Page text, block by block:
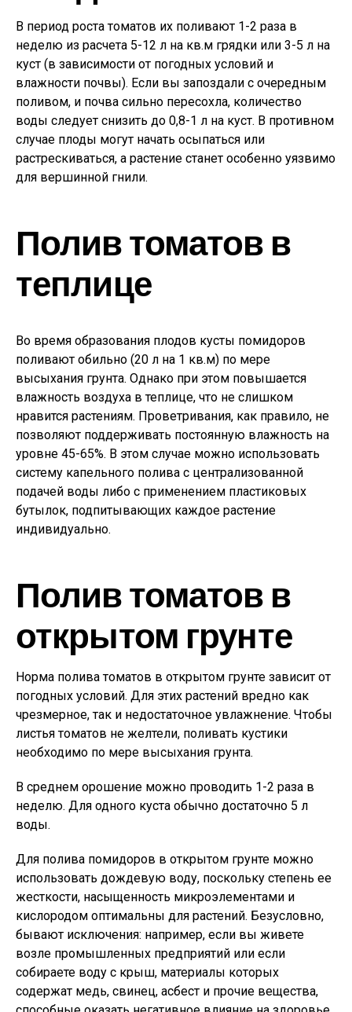
В период роста томатов их поливают 1-2 раза в
неделю из расчета 5-12 л на кв.м грядки или 3-5 л на
куст (в зависимости от погодных условий и
влажности почвы). Если вы запоздали с очередным
поливом, и почва сильно пересохла, количество
воды следует снизить до 0,8-1 л на куст. В противном
случае плоды могут начать осыпаться или
растрескиваться, а растение станет особенно уязвимо
для вершинной гнили.
Полив томатов в
теплице
Во время образования плодов кусты помидоров
поливают обильно (20 л на 1 кв.м) по мере
высыхания грунта. Однако при этом повышается
влажность воздуха в теплице, что не слишком
нравится растениям. Проветривания, как правило, не
позволяют поддерживать постоянную влажность на
уровне 45-65%. В этом случае можно использовать
систему капельного полива с централизованной
подачей воды либо с применением пластиковых
бутылок, подпитывающих каждое растение
индивидуально.
Полив томатов в
открытом грунте
Норма полива томатов в открытом грунте зависит от
погодных условий. Для этих растений вредно как
чрезмерное, так и недостаточное увлажнение. Чтобы
листья томатов не желтели, поливать кустики
необходимо по мере высыхания грунта.
В среднем орошение можно проводить 1-2 раза в
неделю. Для одного куста обычно достаточно 5 л
воды.
Для полива помидоров в открытом грунте можно
использовать дождевую воду, поскольку степень ее
жесткости, насыщенность микроэлементами и
кислородом оптимальны для растений. Безусловно,
бывают исключения: например, если вы живете
возле промышленных предприятий или если
собираете воду с крыш, материалы которых
содержат медь, свинец, асбест и прочие вещества,